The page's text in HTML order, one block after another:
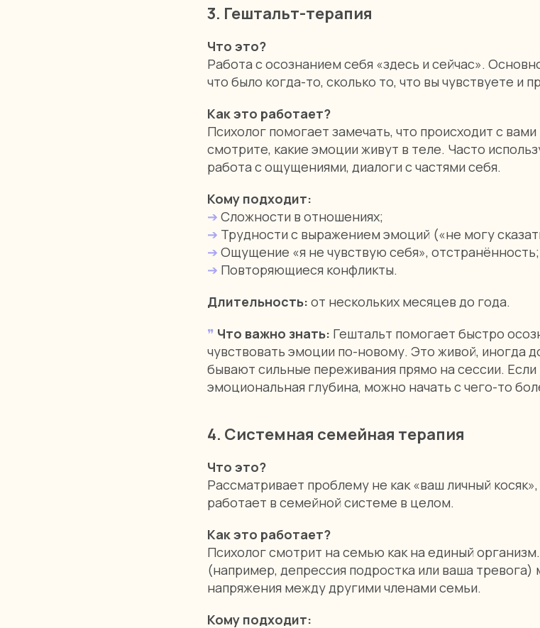
3. Гештальт-терапия
Что это?
Работа с осознанием себя «здесь и сейчас».
что было когда-то, сколько то, что вы чувствуете и
Как это работает?
Психолог помогает замечать, что происходит с
смотрите, какие эмоции живут в теле. Часто
работа с ощущениями, диалоги с частями себя.
Кому подходит:
➔ Сложности в отношениях;
➔ Трудности с выражением эмоций («не могу
➔ Ощущение «я не чувствую себя», отстранённость;
➔ Повторяющиеся конфликты.
Длительность: от нескольких месяцев до года.
❞ Что важно знать: Гештальт помогает быстро
чувствовать эмоции по-новому. Это живой, иногда
бывают сильные переживания прямо на сессии.
эмоциональная глубина, можно начать с чего-то
4. Системная семейная терапия
Что это?
Рассматривает проблему не как «ваш личный
работает в семейной системе в целом.
Как это работает?
Психолог смотрит на семью как на единый
(например, депрессия подростка или ваша
напряжения между другими членами семьи.
Кому подходит: